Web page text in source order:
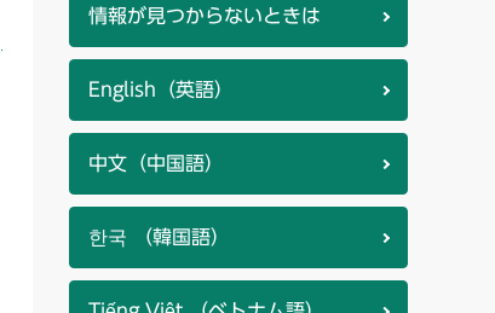
情報が見つからないときは
English（英語）
中文（中国語）
한국 （韓国語）